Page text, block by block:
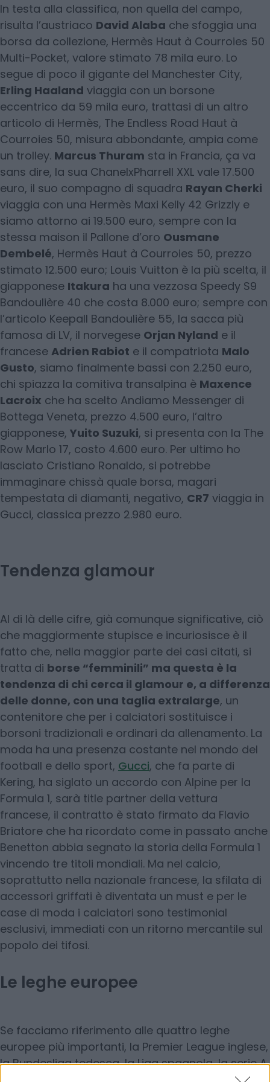
In testa alla classifica, non quella del campo,
risulta l’austriaco David Alaba che sfoggia una
borsa da collezione, Hermès Haut à Courroies 50
Multi-Pocket, valore stimato 78 mila euro. Lo
segue di poco il gigante del Manchester City,
Erling Haaland viaggia con un borsone
eccentrico da 59 mila euro, trattasi di un altro
articolo di Hermès, The Endless Road Haut à
Courroies 50, misura abbondante, ampia come
un trolley. Marcus Thuram sta in Francia, ça va
sans dire, la sua ChanelxPharrell XXL vale 17.500
euro, il suo compagno di squadra Rayan Cherki
viaggia con una Hermès Maxi Kelly 42 Grizzly e
siamo attorno ai 19.500 euro, sempre con la
stessa maison il Pallone d’oro Ousmane
Dembelé, Hermès Haut à Courroies 50, prezzo
stimato 12.500 euro; Louis Vuitton è la più scelta, il
giapponese Itakura ha una vezzosa Speedy S9
Bandoulière 40 che costa 8.000 euro; sempre con
l’articolo Keepall Bandoulière 55, la sacca più
famosa di LV, il norvegese Orjan Nyland e il
francese Adrien Rabiot e il compatriota Malo
Gusto, siamo finalmente bassi con 2.250 euro,
chi spiazza la comitiva transalpina è Maxence
Lacroix che ha scelto Andiamo Messenger di
Bottega Veneta, prezzo 4.500 euro, l’altro
giapponese, Yuito Suzuki, si presenta con la The
Row Marlo 17, costo 4.600 euro. Per ultimo ho
lasciato Cristiano Ronaldo, si potrebbe
immaginare chissà quale borsa, magari
tempestata di diamanti, negativo, CR7 viaggia in
Gucci, classica prezzo 2.980 euro.
Tendenza glamour
Al di là delle cifre, già comunque significative, ciò
che maggiormente stupisce e incuriosisce è il
fatto che, nella maggior parte dei casi citati, si
tratta di borse “femminili” ma questa è la
tendenza di chi cerca il glamour e, a differenza
delle donne, con una taglia extralarge, un
contenitore che per i calciatori sostituisce i
borsoni tradizionali e ordinari da allenamento. La
moda ha una presenza costante nel mondo del
football e dello sport, Gucci, che fa parte di
Kering, ha siglato un accordo con Alpine per la
Formula 1, sarà title partner della vettura
francese, il contratto è stato firmato da Flavio
Briatore che ha ricordato come in passato anche
Benetton abbia segnato la storia della Formula 1
vincendo tre titoli mondiali. Ma nel calcio,
soprattutto nella nazionale francese, la sfilata di
accessori griffati è diventata un must e per le
case di moda i calciatori sono testimonial
esclusivi, immediati con un ritorno mercantile sul
popolo dei tifosi.
Le leghe europee
Se facciamo riferimento alle quattro leghe
europee più importanti, la Premier League inglese,
la Bundesliga tedesca, la Liga spagnola, la serie A,